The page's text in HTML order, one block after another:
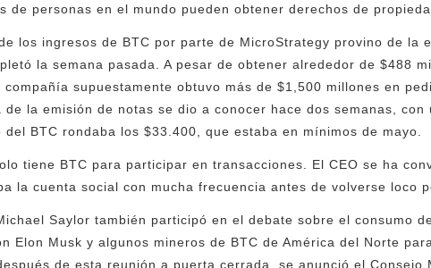
de personas en el mundo pueden obtener derechos de
los ingresos de BTC por parte de MicroStrategy provino de la
la semana pasada. A pesar de obtener alrededor de $488
supuestamente obtuvo más de $1,500 millones en
la emisión de notas se dio a conocer hace dos semanas,
BTC rondaba los $33.400, que estaba en mínimos de mayo.
tiene BTC para participar en transacciones. El CEO se ha
la cuenta social con mucha frecuencia antes de volverse loco
Saylor también participó en el debate sobre el consumo
Elon Musk y algunos mineros de BTC de América del Norte
de esta reunión a puerta cerrada, se anunció el Consejo